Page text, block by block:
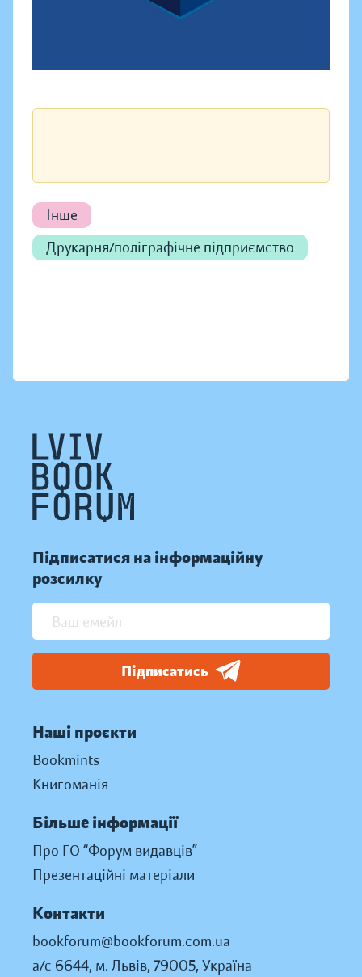
Інше
Друкарня/поліграфічне підприємство
Підписатися на інформаційну
розсилку
Підписатись
Наші проєкти
Bookmints
Книгоманія
Більше інформації
Про ГО “Форум видавців”
Презентаційні матеріали
Контакти
bookforum@bookforum.com.ua
а/с 6644, м. Львів, 79005, Україна